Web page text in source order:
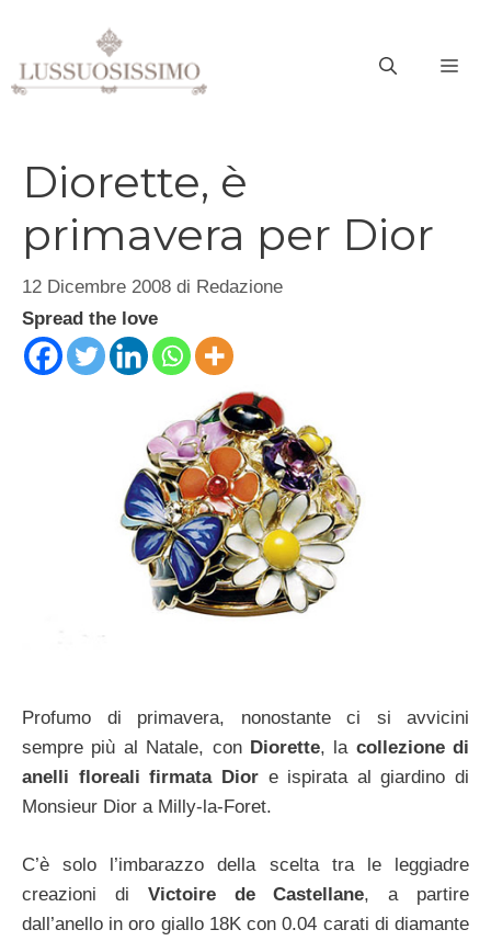
contenuto
Diorette, è
primavera per Dior
12 Dicembre 2008 di Redazione
Spread the love
Profumo di primavera, nonostante ci si avvicini
sempre più al Natale, con Diorette, la collezione di
anelli floreali firmata Diore ispirata al giardino di
Monsieur Dior a Milly-la-Foret.
C’è solo l’imbarazzo della scelta tra le leggiadre
creazioni di Victoire de Castellane, a partire
dall’anello in oro giallo 18K con 0.04 carati di diamante